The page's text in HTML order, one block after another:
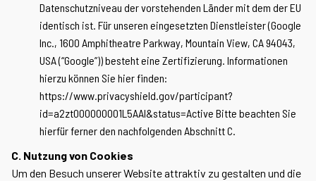
Datenschutzniveau der vorstehenden Länder mit dem der EU
identisch ist. Für unseren eingesetzten Dienstleister (Google
Inc., 1600 Amphitheatre Parkway, Mountain View, CA 94043,
USA (“Google”)) besteht eine Zertifizierung. Informationen
hierzu können Sie hier finden:
https://www.privacyshield.gov/participant?
id=a2zt000000001L5AAI&status=Active Bitte beachten Sie
hierfür ferner den nachfolgenden Abschnitt C.
C. Nutzung von Cookies
Um den Besuch unserer Website attraktiv zu gestalten und die